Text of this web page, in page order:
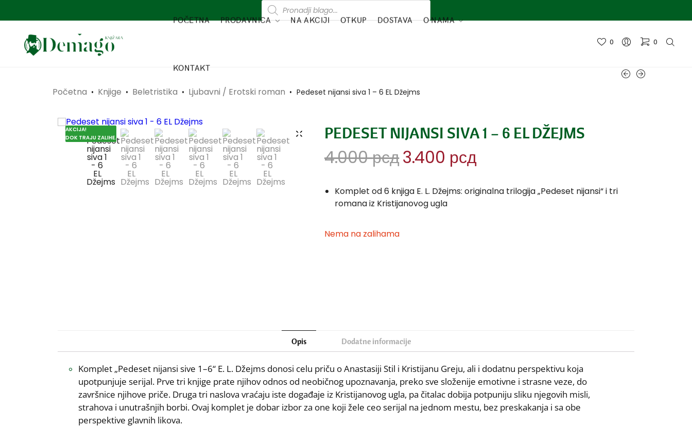
POČETNA PRODAVNICA NA AKCIJI OTKUP DOSTAVA O NAMA
KONTAKT
0 0
Početna • Knjige • Beletristika • Ljubavni / Erotski roman • Pedeset nijansi siva 1 – 6 EL Džejms
AKCIJA!
DOK TRAJU ZALIHE.
PEDESET NIJANSI SIVA 1 – 6 EL DŽEJMS
4.000рсд3.400 рсд
Komplet od 6 knjiga E. L. Džejms: originalna trilogija „Pedeset nijansi“ i tri
romana iz Kristijanovog ugla
Nema na zalihama
Opis Dodatne informacije
Komplet „Pedeset nijansi sive 1–6“ E. L. Džejms donosi celu priču o Anastasiji Stil i Kristijanu Greju, ali i dodatnu perspektivu koja
upotpunjuje serijal. Prve tri knjige prate njihov odnos od neobičnog upoznavanja, preko sve složenije emotivne i strasne veze, do
završnice njihove priče. Druga tri naslova vraćaju iste događaje iz Kristijanovog ugla, pa čitalac dobija potpuniju sliku njegovih misli,
strahova i unutrašnjih borbi. Ovaj komplet je dobar izbor za one koji žele ceo serijal na jednom mestu, bez preskakanja i sa obe
perspektive glavnih likova.